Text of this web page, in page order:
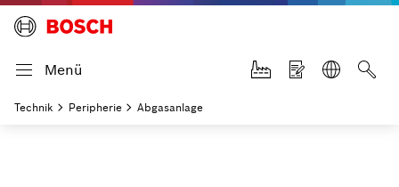
Menü
Technik Peripherie Abgasanlage